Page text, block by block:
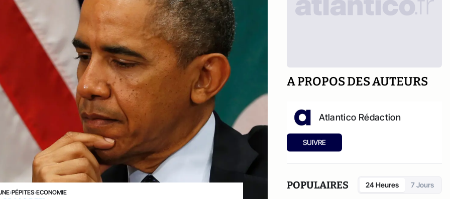
›PÉPITES›ECONOMIE
A PROPOS DES AUTEURS
Atlantico Rédaction
SUIVRE
POPULAIRES 24 Heures 7 Jours